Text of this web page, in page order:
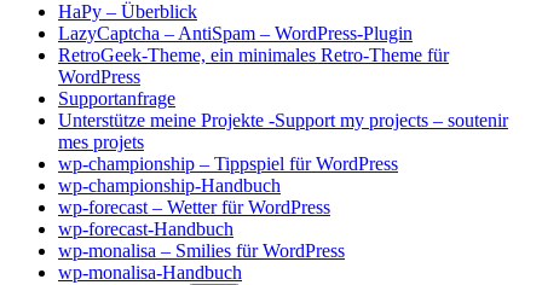
HaPy – Überblick
LazyCaptcha – AntiSpam – WordPress-Plugin
RetroGeek-Theme, ein minimales Retro-Theme für
WordPress
Supportanfrage
Unterstütze meine Projekte -Support my projects – soutenir
mes projets
wp-championship – Tippspiel für WordPress
wp-championship-Handbuch
wp-forecast – Wetter für WordPress
wp-forecast-Handbuch
wp-monalisa – Smilies für WordPress
wp-monalisa-Handbuch